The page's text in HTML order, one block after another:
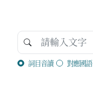
詞目音讀 對應國語